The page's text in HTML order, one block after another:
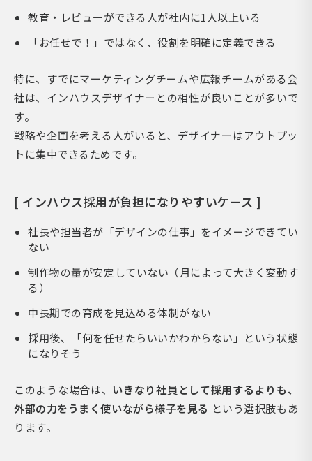
教育・レビューができる人が社内に1人以上いる
「お任せで！」ではなく、役割を明確に定義できる
特に、すでにマーケティングチームや広報チームがある会
社は、インハウスデザイナーとの相性が良いことが多いで
す。
戦略や企画を考える人がいると、デザイナーはアウトプッ
トに集中できるためです。
[ インハウス採用が負担になりやすいケース ]
社長や担当者が「デザインの仕事」をイメージできてい
ない
制作物の量が安定していない（月によって大きく変動す
る）
中長期での育成を見込める体制がない
採用後、「何を任せたらいいかわからない」という状態
になりそう
このような場合は、 いきなり社員として採用するよりも、
外部の力をうまく使いながら様子を見る という選択肢もあ
ります。